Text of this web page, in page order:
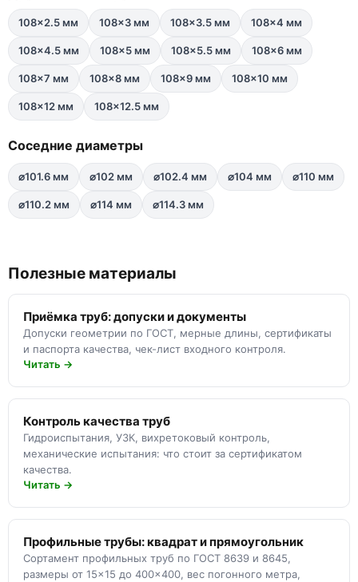
108×2.5 мм 108×3 мм 108×3.5 мм 108×4 мм
108×4.5 мм 108×5 мм 108×5.5 мм 108×6 мм
108×7 мм 108×8 мм 108×9 мм 108×10 мм
108×12 мм 108×12.5 мм
Соседние диаметры
⌀101.6 мм ⌀102 мм ⌀102.4 мм ⌀104 мм ⌀110 мм
⌀110.2 мм ⌀114 мм ⌀114.3 мм
Полезные материалы
Приёмка труб: допуски и документы
Допуски геометрии по ГОСТ, мерные длины, сертификаты
и паспорта качества, чек-лист входного контроля.
Читать →
Контроль качества труб
Гидроиспытания, УЗК, вихретоковый контроль,
механические испытания: что стоит за сертификатом
качества.
Читать →
Профильные трубы: квадрат и прямоугольник
Сортамент профильных труб по ГОСТ 8639 и 8645,
размеры от 15×15 до 400×400, вес погонного метра,